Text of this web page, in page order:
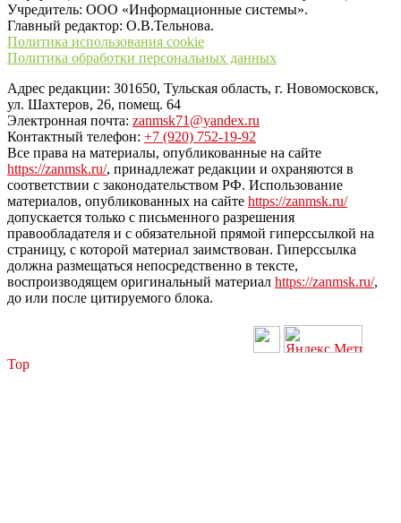
Учредитель: ООО «Информационные системы».
Главный редактор: О.В.Тельнова.
Политика использования cookie
Политика обработки персональных данных
Адрес редакции: 301650, Тульская область, г. Новомосковск,
ул. Шахтеров, 26, помещ. 64
Электронная почта: zanmsk71@yandex.ru
Контактный телефон: +7 (920) 752-19-92
Все права на материалы, опубликованные на сайте
https://zanmsk.ru/, принадлежат редакции и охраняются в
соответствии с законодательством РФ. Использование
материалов, опубликованных на сайте https://zanmsk.ru/
допускается только с письменного разрешения
правообладателя и с обязательной прямой гиперссылкой на
страницу, с которой материал заимствован. Гиперссылка
должна размещаться непосредственно в тексте,
воспроизводящем оригинальный материал https://zanmsk.ru/,
до или после цитируемого блока.
Top